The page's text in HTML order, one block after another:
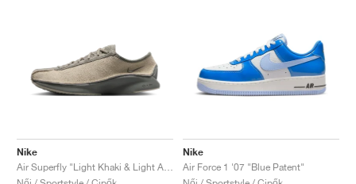
Nike
Nike
Air Force 1 '07 "Blue Patent"